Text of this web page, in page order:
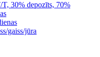
30% depozīts, 70%
gaiss/jūra